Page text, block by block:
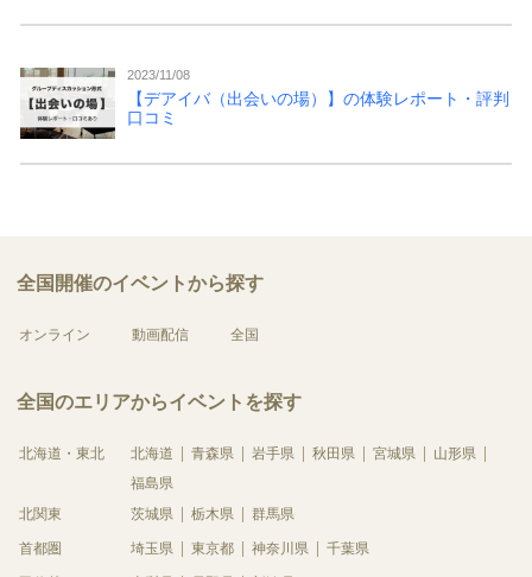
2023/11/08
【デアイバ（出会いの場）】の体験レポート・評判
口コミ
全国開催のイベントから探す
オンライン 動画配信 全国
全国のエリアからイベントを探す
北海道・東北 北海道 青森県 岩手県 秋田県 宮城県
山形県
福島県
北関東
茨城県 栃木県 群馬県
首都圏 埼玉県 東京都 神奈川県 千葉県